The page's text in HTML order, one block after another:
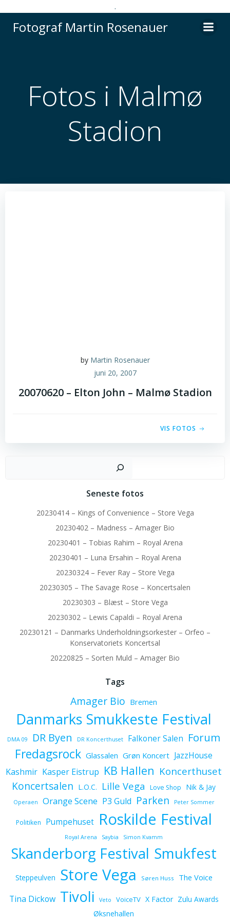
.
til
Fotograf Martin Rosenauer
Fotos i Malmø
Stadion
by Martin Rosenauer
juni 20, 2007
20070620 – Elton John – Malmø Stadion
VIS FOTOS
Seneste fotos
20230414 – Kings of Convenience – Store Vega
20230402 – Madness – Amager Bio
20230401 – Tobias Rahim – Royal Arena
20230401 – Luna Ersahin – Royal Arena
20230324 – Fever Ray – Store Vega
20230305 – The Savage Rose – Koncertsalen
20230303 – Blæst – Store Vega
20230302 – Lewis Capaldi – Royal Arena
20230121 – Danmarks Underholdningsorkester – Orfeo –
Konservatoriets Koncertsal
20220825 – Sorten Muld – Amager Bio
Tags
Amager Bio Bremen
Danmarks Smukkeste Festival
DMA 09 DR Byen DR Koncerthuset Falkoner Salen Forum
Fredagsrock Glassalen Grøn Koncert JazzHouse
Kashmir Kasper Eistrup KB Hallen Koncerthuset
Koncertsalen L.O.C. Lille Vega Love Shop Nik & Jay
Operaen Orange Scene P3 Guld Parken Peter Sommer
Politiken Pumpehuset Roskilde Festival
Royal Arena Saybia Simon Kvamm
Skanderborg Festival Smukfest
Steppeulven Store Vega Søren Huss The Voice
Tina Dickow Tivoli Veto VoiceTV X Factor Zulu Awards
Øksnehallen